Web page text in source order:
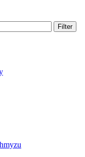
Filter